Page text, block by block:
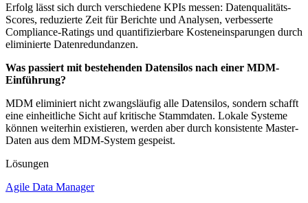
Erfolg lässt sich durch verschiedene KPIs messen: Datenqualitäts-
Scores, reduzierte Zeit für Berichte und Analysen, verbesserte
Compliance-Ratings und quantifizierbare Kosteneinsparungen durch
eliminierte Datenredundanzen.
Was passiert mit bestehenden Datensilos nach einer MDM-
Einführung?
MDM eliminiert nicht zwangsläufig alle Datensilos, sondern schafft
eine einheitliche Sicht auf kritische Stammdaten. Lokale Systeme
können weiterhin existieren, werden aber durch konsistente Master-
Daten aus dem MDM-System gespeist.
Lösungen
Agile Data Manager